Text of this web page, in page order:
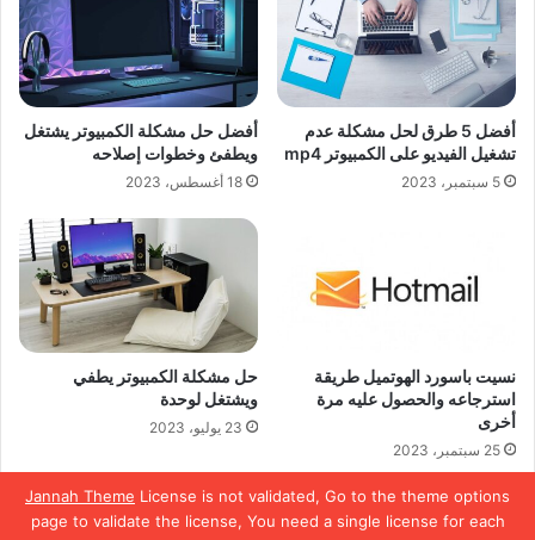
Jannah Theme License is not validated, Go to the theme options
page to validate the license, You need a single license for each
أفضل 5 طرق لحل مشكلة عدم
تشغيل الفيديو على الكمبيوتر mp4
5 سبتمبر، 2023
أفضل حل مشكلة الكمبيوتر يشتغل
ويطفئ وخطوات إصلاحه
18 أغسطس، 2023
نسيت باسورد الهوتميل طريقة
استرجاعه والحصول عليه مرة
أخرى
25 سبتمبر، 2023
حل مشكلة الكمبيوتر يطفي
ويشتغل لوحدة
23 يوليو، 2023